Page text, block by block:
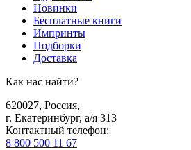
Новинки
Бесплатные книги
Импринты
Подборки
Доставка
Как нас найти?
620027, Россия,
г. Екатеринбург, а/я 313
Контактный телефон:
8 800 500 11 67